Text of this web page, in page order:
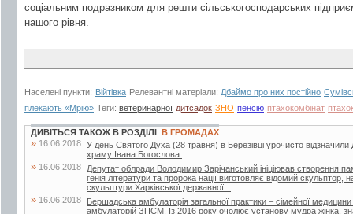
соціальним подразником для решти сільськогосподарських
нашого рівня.
Населені пункти: Війтівка Релевантні матеріали: Дбаймо про них постійно
плекають «Мрію» Теги: ветеринарної дитсадок ЗНО пенсію птахокомбінат
ДИВІТЬСЯ ТАКОЖ В РОЗДІЛІ В ГРОМАДАХ
» 16.06.2018 У день Святого Духа (28 травня) в Березівці урочисто відзначили
храму Івана Богослова.
» 16.06.2018
Депутат облради Володимир Зарічанський ініціював створення
генія літератури та пророка нації виготовляє відомий
скульптури Харківської державної...
» 16.06.2018
Бершадська амбулаторія загальної практики – сімейної
амбулаторій ЗПСМ. Із 2016 року очолює установу мудра жінка,